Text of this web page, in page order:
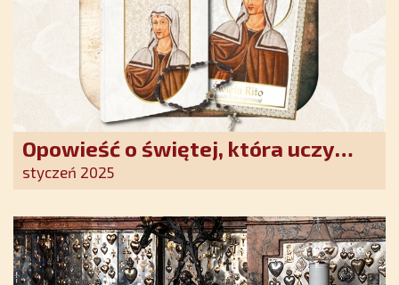
Opowieść o świętej, która uczy
szczerego oddania się Bogu.
nadziei w XXI wieku
styczeń 2025